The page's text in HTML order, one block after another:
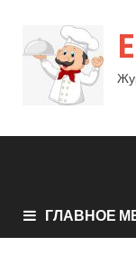
ГЛАВНОЕ